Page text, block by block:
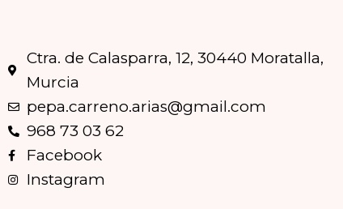
Ctra. de Calasparra, 12, 30440 Moratalla,
Murcia
pepa.carreno.arias@gmail.com
968 73 03 62
Facebook
Instagram